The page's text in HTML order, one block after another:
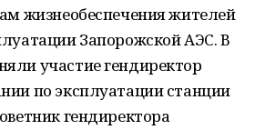
жизнеобеспечения жителей
Запорожской АЭС. В
участие гендиректор
по эксплуатации станции
гендиректора